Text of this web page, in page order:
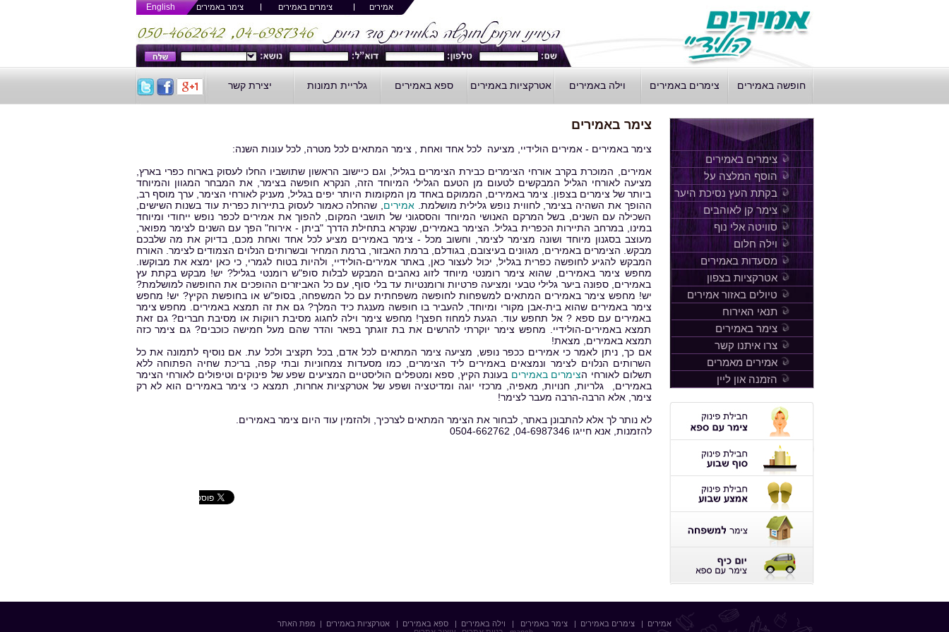
English אמירים צימרים באמירים צימר באמירים
חופשה באמירים צימרים באמירים וילה באמירים אטרקציות באמירים ספא באמירים גלריית תמונות יצירת קשר
צימרים באמירים
הוסף המלצה על
אמירים הולידי
בקתת העץ נסיכת היער
צימר קן לאוהבים
סוויטה אלי נוף
וילה חלום
מסעדות באמירים
אטרקציות בצפון
טיולים באזור אמירים
תנאי האירוח
צימר באמירים
צרו איתנו קשר
אמירים מאמרים
הזמנה און ליין
צימר באמירים
צימר באמירים - אמירים הולידיי, מציעה לכל אחד ואחת , צימר המתאים לכל מטרה, לכל עונות השנה:
אמירים, המוכרת בקרב אורחי הצימרים כבירת הצימרים בגליל, וגם כיישוב הראשון שתושביו החלו לעסוק בארוח כפרי בארץ,
מציעה לאורחי הגליל המבקשים לטעום מן הטעם הגלילי המיוחד הזה, הנקרא חופשה בצימר, את המבחר המגוון והמיוחד
ביותר של צימרים בצפון. צימר באמירים, הממוקם באחד מן המקומות היותר יפים בגליל, מעניק לאורחי הצימר, ערך מוסף רב,
ההופך את השהיה בצימר, לחווית נופש גלילית מושלמת. אמירים , שהחלה כאמור לעסוק בתיירות כפרית עוד בשנות השישים,
השכילה עם השנים, בשל המרקם האנושי המיוחד והססגוני של תושבי המקום, להפוך את אמירים לכפר נופש ייחודי ומיוחד
במינו, במרחב התיירות הכפרית בגליל. הצימר באמירים, שנקרא בתחילת הדרך "ביתן - אירוח" הפך עם השנים לצימר מפואר,
מעוצב בסגנון מיוחד ושונה מצימר לצימר, וחשוב מכל - צימר באמירים מציע לכל אחד ואחת מכם, בדיוק את מה שלבכם
מבקש. הצימרים באמירים, מגוונים בעיצובם, בגודלם, ברמת האבזור, ברמת המחיר ובשרותים הנלוים הצמודים לצימר. האורח
המבקש להגיע לחופשה כפרית בגליל, יכול לעצור כאן, באתר אמירים-הולידיי, ולהיות בטוח לגמרי, כי כאן ימצא את מבוקשו.
מחפש צימר באמירים, שהוא צימר רומנטי מיוחד לזוג נאהבים המבקש לבלות סופ"ש רומנטי בגליל? יש! מבקש בקתת עץ
באמירים, ספונה ביער גלילי טבעי ומציעה פרטיות ורומנטיות עד בלי סוף, עם כל האביזרים ההופכים את החופשה למושלמת?
יש! מחפש צימר באמירים המתאים למשפחות לחופשה משפחתית עם כל המשפחה, בסופ"ש או בחופשת הקיץ? יש! מחפש
צימר באמירים שהוא בית-אבן מקורי ומיוחד, להעביר בו חופשה מענגת כיד המלך? גם את זה תמצא באמירים. מחפש צימר
באמירים עם ספא ? אל תחפש עוד. הגעת למחוז חפצך! מחפש צימר וילה לחגוג מסיבת רווקות או מסיבת חברים? גם זאת
תמצא באמירים-הולידיי. מחפש צימר יוקרתי להרשים את בת זוגתך בפאר והדר שהם מעל חמישה כוכבים? גם צימר כזה
תמצא באמירים, מצאת!
אם כך, ניתן לאמר כי אמירים ככפר נופש, מציעה צימר המתאים לכל אדם, בכל תקציב ולכל עת. אם נוסיף לתמונה את כל
השרותים הנלוים לצימר ונמצאים באמירים ליד הצימרים, כמו מסעדות צמחוניות ובתי קפה, בריכת שחיה הפתוחה ללא
תשלום לאורחי הצימרים באמירים בעונת הקיץ, ספא ומטפלים הוליסטיים המציעים שפע של פינוקים וטיפולים לאורחי הצימר
באמירים, גלריות, חנויות, מאפיה, מרכזי יוגה ומדיטציה ושפע של אטרקציות אחרות, תמצא כי צימר באמירים הוא לא רק
צימר, אלא הרבה-הרבה מעבר לצימר!
לא נותר לך אלא להתבונן באתר, לבחור את הצימר המתאים לצרכיך, ולהזמין עוד היום צימר באמירים.
להזמנות, אנא חייגו 04-6987346, 0504-662762
אמירים | צימרים באמירים | צימר באמירים | וילה באמירים | ספא באמירים | אטרקציות באמירים | מפת האתר